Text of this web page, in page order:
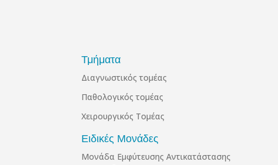
Τμήματα
Διαγνωστικός τομέας
Παθολογικός τομέας
Χειρουργικός Τομέας
Ειδικές Μονάδες
Μονάδα Εμφύτευσης Αντικατάστασης